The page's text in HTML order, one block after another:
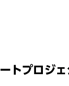
プロジェ